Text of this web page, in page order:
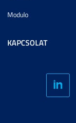
Modulo
KAPCSOLAT